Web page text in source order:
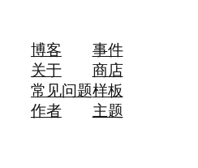
博客
关于
常见问题
作者
事件
商店
样板
主题